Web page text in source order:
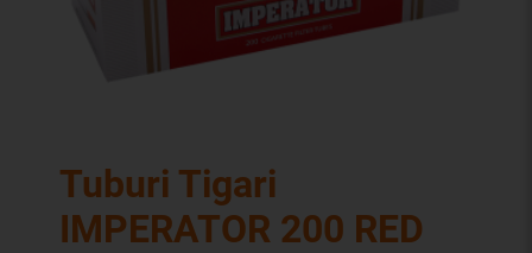
Tuburi Tigari
IMPERATOR 200 RED